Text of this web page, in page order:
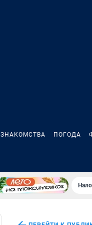
ЗНАКОМСТВА ПОГОДА